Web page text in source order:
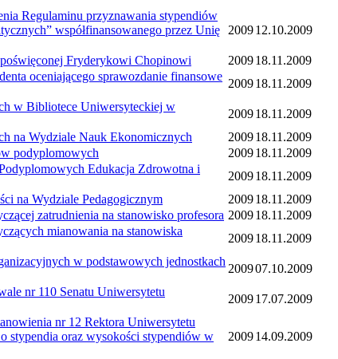
Regulaminu przyznawania stypendiów
współfinansowanego przez Unię
200912.10.2009
Fryderykowi Chopinowi 200918.11.2009
oceniającego sprawozdanie finansowe
200918.11.2009
w Bibliotece Uniwersyteckiej w
200918.11.2009
na Wydziale Nauk Ekonomicznych 200918.11.2009
podyplomowych 200918.11.2009
Edukacja Zdrowotna i
200918.11.2009
na Wydziale Pedagogicznym 200918.11.2009
zatrudnienia na stanowisko profesora 200918.11.2009
mianowania na stanowiska
200918.11.2009
w podstawowych jednostkach
200907.10.2009
nr 110 Senatu Uniwersytetu
200917.07.2009
nr 12 Rektora Uniwersytetu
stypendia oraz wysokości stypendiów w
200914.09.2009